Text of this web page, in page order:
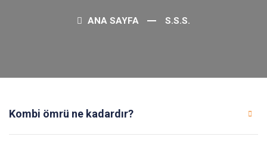
ANA SAYFA S.S.S.
Kombi ömrü ne kadardır?